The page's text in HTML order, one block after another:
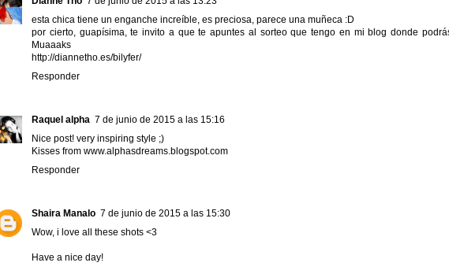
esta chica tiene un enganche increíble, es preciosa, parece una muñeca :D
por cierto, guapísima, te invito a que te apuntes al sorteo que tengo en mi blog donde
Muaaaks
http://diannetho.es/bilyfer/
Responder
Raquel alpha 7 de junio de 2015 a las 15:16
Nice post! very inspiring style ;)
Kisses from www.alphasdreams.blogspot.com
Responder
Shaira Manalo 7 de junio de 2015 a las 15:30
Wow, i love all these shots <3
Have a nice day!